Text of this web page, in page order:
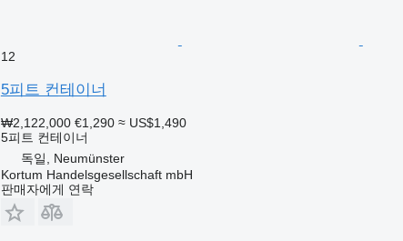
12
5피트 컨테이너
₩2,122,000 €1,290 ≈ US$1,490
5피트 컨테이너
독일, Neumünster
Kortum Handelsgesellschaft mbH
판매자에게 연락